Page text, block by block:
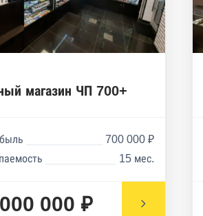
магазин ЧП 700+
700 000 ₽
15 мес.
000 ₽